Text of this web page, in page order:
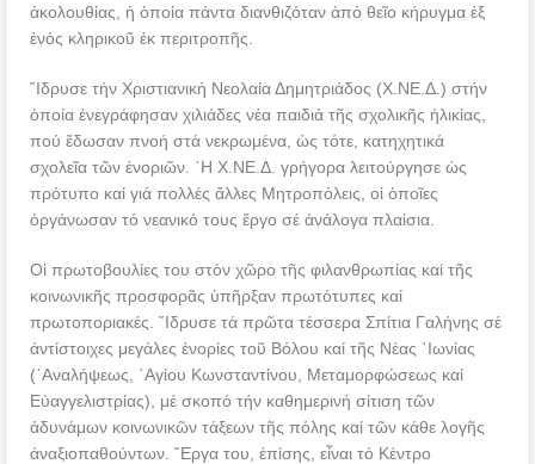
ἀκολουθίας, ἡ ὁποία πάντα διανθιζόταν ἀπό θεῖο κήρυγμα ἐξ
ἑνός κληρικοῦ ἐκ περιτροπῆς.
῞Ιδρυσε τήν Χριστιανική Νεολαία Δημητριάδος (Χ.ΝΕ.Δ.) στήν
ὁποία ἐνεγράφησαν χιλιάδες νέα παιδιά τῆς σχολικῆς ἡλικίας,
πού ἔδωσαν πνοή στά νεκρωμένα, ὡς τότε, κατηχητικά
σχολεῖα τῶν ἐνοριῶν. ῾Η Χ.ΝΕ.Δ. γρήγορα λειτούργησε ὡς
πρότυπο καί γιά πολλές ἄλλες Μητροπόλεις, οἱ ὁποῖες
ὀργάνωσαν τό νεανικό τους ἔργο σέ ἀνάλογα πλαίσια.
Οἱ πρωτοβουλίες του στόν χῶρο τῆς φιλανθρωπίας καί τῆς
κοινωνικῆς προσφορᾶς ὑπῆρξαν πρωτότυπες καί
πρωτοποριακές. ῞Ιδρυσε τά πρῶτα τέσσερα Σπίτια Γαλήνης σέ
ἀντίστοιχες μεγάλες ἐνορίες τοῦ Βόλου καί τῆς Νέας ᾿Ιωνίας
(᾿Αναλήψεως, ῾Αγίου Κωνσταντίνου, Μεταμορφώσεως καί
Εὐαγγελιστρίας), μέ σκοπό τήν καθημερινή σίτιση τῶν
ἀδυνάμων κοινωνικῶν τάξεων τῆς πόλης καί τῶν κάθε λογῆς
ἀναξιοπαθούντων. ῎Εργα του, ἐπίσης, εἶναι τό Κέντρο